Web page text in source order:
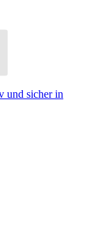
und sicher in